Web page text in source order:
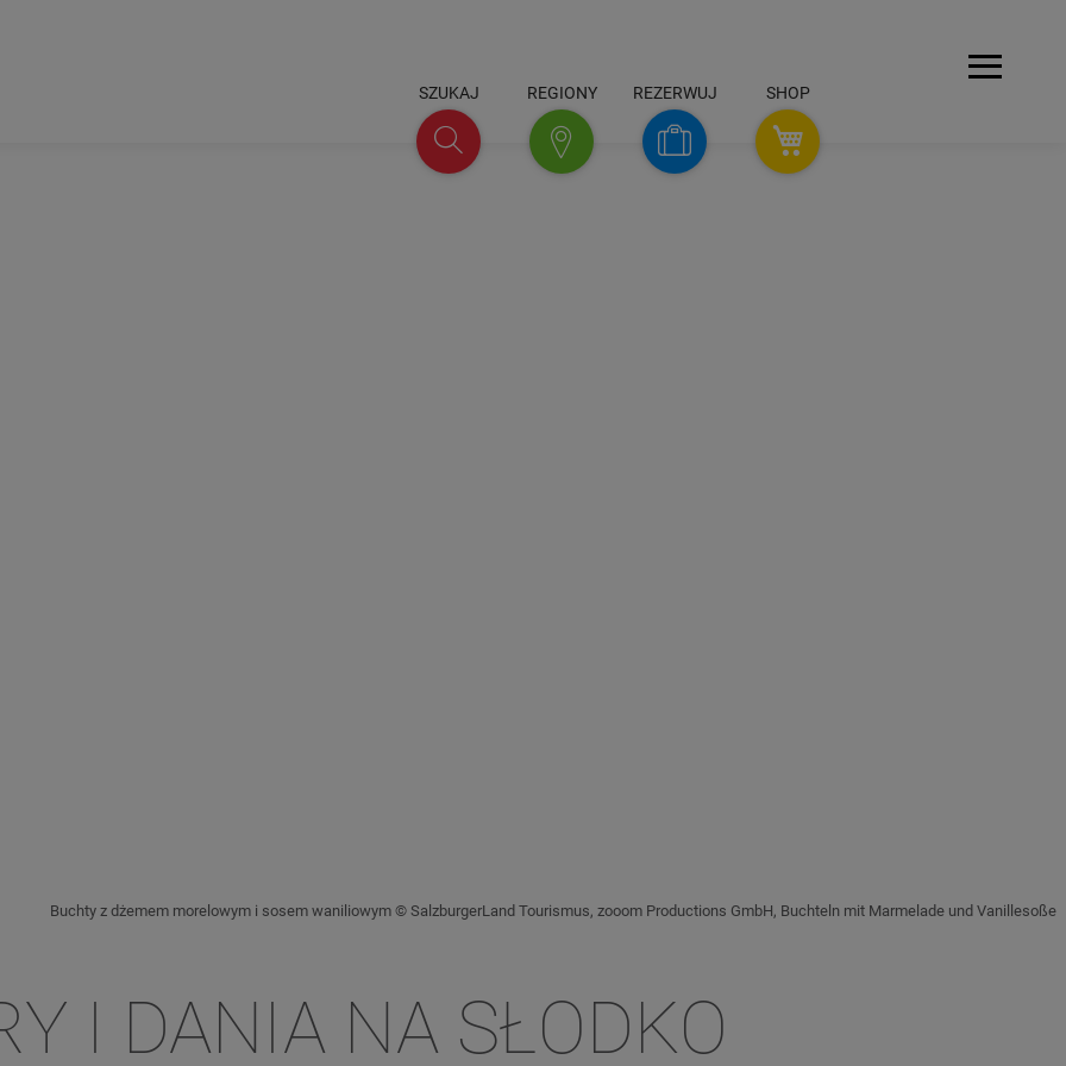
SZUKAJ REGIONY REZERWUJ SHOP
SHOP
Buchty z dżemem morelowym i sosem waniliowym © SalzburgerLand Tourismus, zooom Productions GmbH, Buchteln mit Marmelade und Vanillesoße
I DANIA NA SŁODKO